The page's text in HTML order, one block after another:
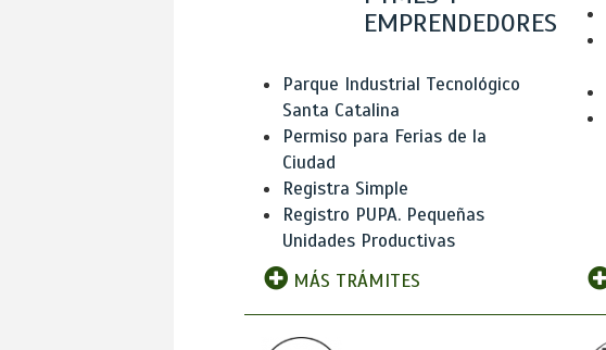
EMPRENDEDORES
Parque Industrial Tecnológico
Santa Catalina
Permiso para Ferias de la
Ciudad
Registra Simple
Registro PUPA. Pequeñas
Unidades Productivas
MÁS TRÁMITES